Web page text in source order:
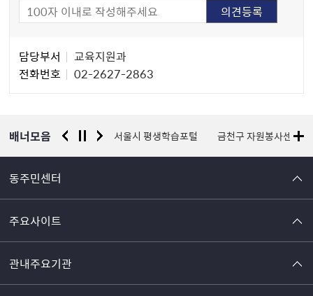
자
담당부서
교육지원과
전화번호
02-2627-2863
배너모음
경찰청 유실물 통합포털 서울시 평생학습포털 금천구 자원봉사센터
동주민센터
주요사이트
관내주요기관